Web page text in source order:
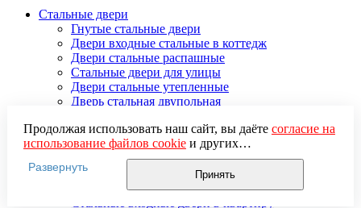
Стальные двери
Гнутые стальные двери
Двери входные стальные в коттедж
Двери стальные распашные
Стальные двери для улицы
Двери стальные утепленные
Дверь стальная двупольная
Недорогие стальные двери
Распродажа стальных дверей
Стальная дверь в дом
Стальная дверь на дачу
Стальные взломостойкие двери
Продолжая использовать наш сайт, вы даёте согласие на
использование файлов cookieи других
пользовательских данных (включая IP-адрес, сведения о
местоположении, устройстве, действиях на сайте и т. п.)
для функционирования сайта, проведения
Развернуть
Принять